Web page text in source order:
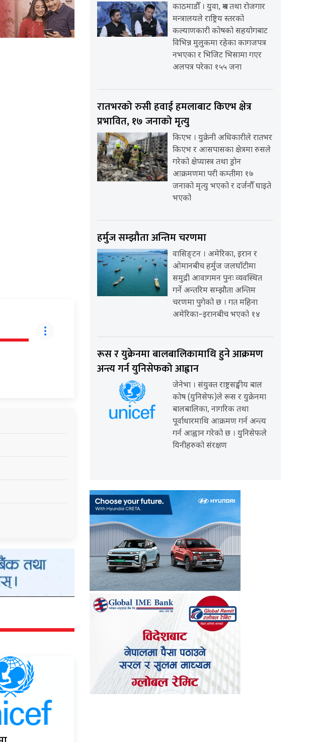
काठमाडौँ । युवा, श्रम तथा रोजगार
मन्त्रालयले राष्ट्रिय स्तरको
कल्याणकारी कोषको सहयोगबाट
विभिन्न मुलुकमा रहेका कागजपत्र
नभएका र भिजिट भिसामा गएर
अलपत्र परेका १५५ जना
रातभरको रुसी हवाई हमलाबाट किएभ क्षेत्र
प्रभावित, १७ जनाको मृत्यु
किएभ । युक्रेनी अधिकारीले रातभर
किएभ र आसपासका क्षेत्रमा रुसले
गरेको क्षेप्यास्त्र तथा ड्रोन
आक्रमणमा परी कम्तीमा १७
जनाको मृत्यु भएको र दर्जनौँ घाइते
भएको
हर्मुज सम्झौता अन्तिम चरणमा
वासिङ्टन । अमेरिका, इरान र
ओमानबीच हर्मुज जलघाँटीमा
समुद्री आवागमन पुनः व्यवस्थित
गर्ने अन्तरिम सम्झौता अन्तिम
चरणमा पुगेको छ । गत महिना
अमेरिका–इरानबीच भएको १४
रूस र युक्रेनमा बालबालिकामाथि हुने आक्रमण
अन्त्य गर्न युनिसेफको आह्वान
जेनेभा । संयुक्त राष्ट्रसङ्घीय बाल
कोष (युनिसेफ)ले रूस र युक्रेनमा
बालबालिका, नागरिक तथा
पूर्वाधारमाथि आक्रमण गर्न अन्त्य
गर्न आह्वान गरेको छ । युनिसेफले
यिनीहरुको संरक्षण